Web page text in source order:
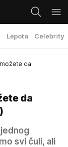
Lepota Celebrity
da
da
svi čuli, ali